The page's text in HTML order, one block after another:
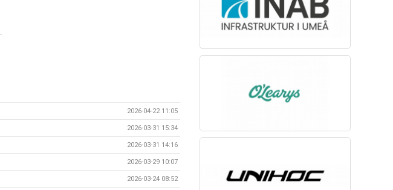
2026-04-22 11:05
2026-03-31 15:34
2026-03-31 14:16
2026-03-29 10:07
2026-03-24 08:52